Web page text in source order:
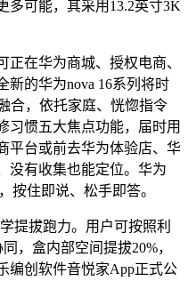
多可能，其采用13.2英寸3K
在华为商城、授权电商、
新的华为nova 16系列将时
合，依托家庭、恍惚指令
习惯五大焦点功能，届时用
平台或前去华为体验店、华
没有收集也能定位。华为
按住即说、松手即答。
拔跑力。用户可按照利
，盒内部空间提拔20%，
编创软件音悦家App正式公